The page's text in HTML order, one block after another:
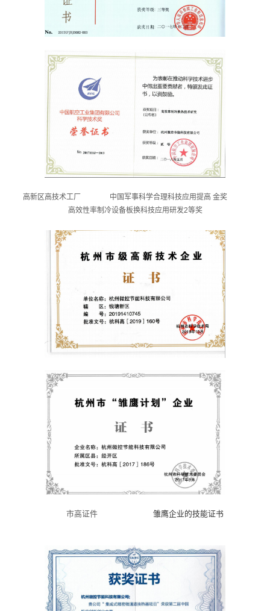
高新区高技术工厂 中国军事科学合理科技应用提高 金奖
高效性率制冷设备板换科技应用研发2等奖
市高证件 雏鹰企业的技能证书